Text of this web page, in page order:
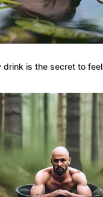
Play
ia masih sempat
memiliki ratusan ribu
Profil, dan Fakta
drink is the secret to